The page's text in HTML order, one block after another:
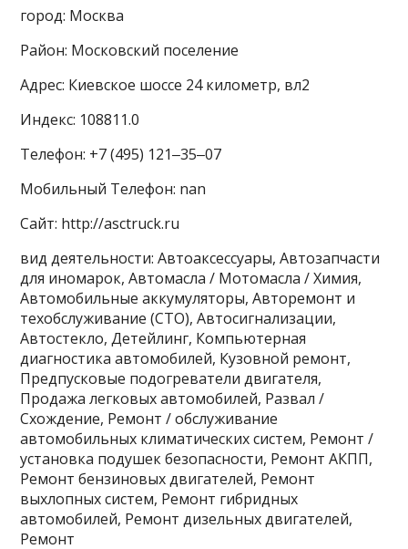
город: Москва
Район: Московский поселение
Адрес: Киевское шоссе 24 километр, вл2
Индекс: 108811.0
Телефон: +7 (495) 121‒35‒07
Мобильный Телефон: nan
Сайт: http://asctruck.ru
вид деятельности: Автоаксессуары, Автозапчасти
для иномарок, Автомасла / Мотомасла / Химия,
Автомобильные аккумуляторы, Авторемонт и
техобслуживание (СТО), Автосигнализации,
Автостекло, Детейлинг, Компьютерная
диагностика автомобилей, Кузовной ремонт,
Предпусковые подогреватели двигателя,
Продажа легковых автомобилей, Развал /
Схождение, Ремонт / обслуживание
автомобильных климатических систем, Ремонт /
установка подушек безопасности, Ремонт АКПП,
Ремонт бензиновых двигателей, Ремонт
выхлопных систем, Ремонт гибридных
автомобилей, Ремонт дизельных двигателей,
Ремонт